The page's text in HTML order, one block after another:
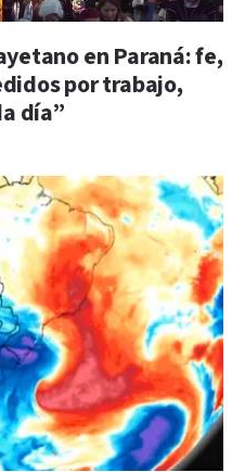
en Paraná: fe,
por trabajo,
día”